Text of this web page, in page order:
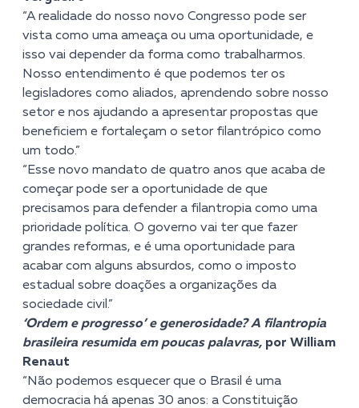
“A realidade do nosso novo Congresso pode ser
vista como uma ameaça ou uma oportunidade, e
isso vai depender da forma como trabalharmos.
Nosso entendimento é que podemos ter os
legisladores como aliados, aprendendo sobre nosso
setor e nos ajudando a apresentar propostas que
beneficiem e fortaleçam o setor filantrópico como
um todo.”
“Esse novo mandato de quatro anos que acaba de
começar pode ser a oportunidade de que
precisamos para defender a filantropia como uma
prioridade política. O governo vai ter que fazer
grandes reformas, e é uma oportunidade para
acabar com alguns absurdos, como o imposto
estadual sobre doações a organizações da
sociedade civil.”
‘Ordem e progresso’ e generosidade? A filantropia
brasileira resumida em poucas palavras, por William
Renaut
“Não podemos esquecer que o Brasil é uma
democracia há apenas 30 anos: a Constituição